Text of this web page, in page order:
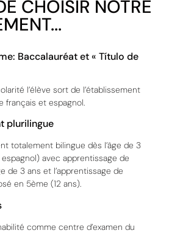
CHOISIR NOTRE
Baccalauréat et « Título de
l’élève sort de l’établissement
français et espagnol.
plurilingue
totalement bilingue dès l’âge de 3
avec apprentissage de
de 3 ans et l’apprentissage de
en 5ème (12 ans).
comme centre d’examen du